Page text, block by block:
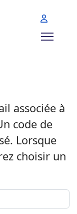
associée à
code de
Lorsque
choisir un